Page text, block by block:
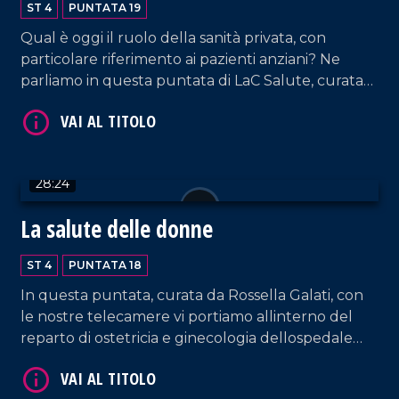
ST 4 PUNTATA 19
Qual è oggi il ruolo della sanità privata, con
particolare riferimento ai pazienti anziani? Ne
parliamo in questa puntata di LaC Salute, curata
Adelchi di Longobardi, Francesco Perticone, con il
della radiologia del centro clinico San Vitaliano di
Catanzaro.
28:24
La salute delle donne
ST 4 PUNTATA 18
In questa puntata, curata da Rossella Galati, con
le nostre telecamere vi portiamo allinterno del
reparto di ostetricia e ginecologia dellospedale
ff Menotti Pullano per poi incontrare la
VAI AL TITOLO
VAI AL TITOLO